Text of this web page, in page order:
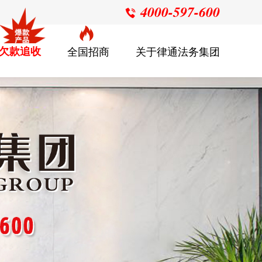
 4000-597-600
款追收 全国招商 关于律通法务集团